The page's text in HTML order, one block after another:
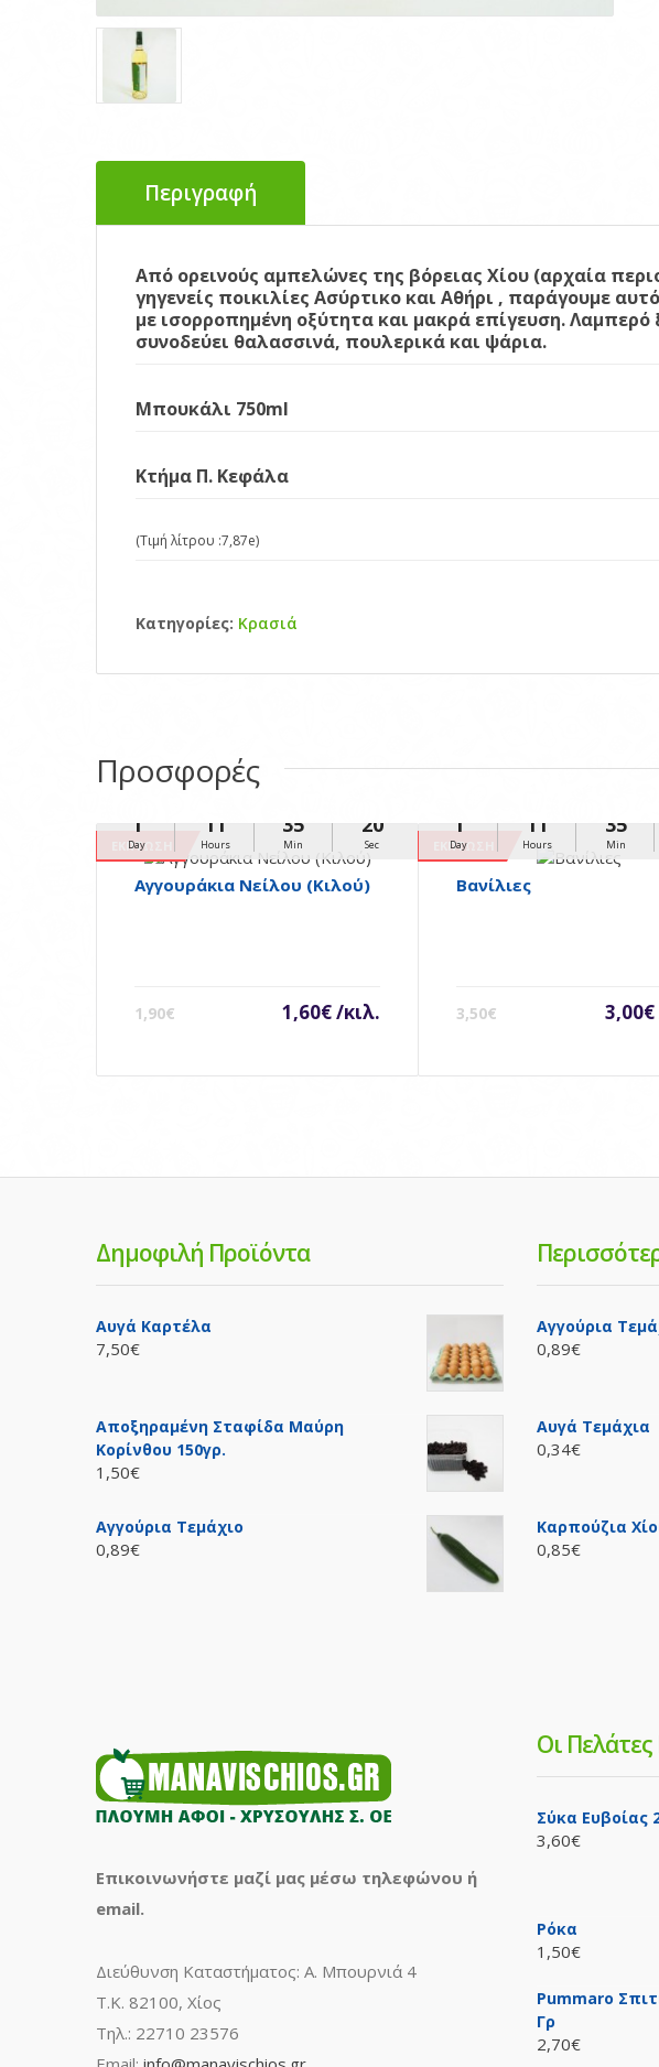
Περιγραφή
Από ορεινούς αμπελώνες της βόρειας Χίου (αρχαία
γηγενείς ποικιλίες Ασύρτικο και Αθήρι , παράγουμε
με ισορροπημένη οξύτητα και μακρά επίγευση. Λαμπερό
συνοδεύει θαλασσινά, πουλερικά και ψάρια.
Μπουκάλι 750ml
Κτήμα Π. Κεφάλα
(Τιμή λίτρου :7,87e)
Κατηγορίες: Κρασιά
Προσφορές
ΈΚΠΤΩΣΗ
1
Day
11
Hours
35
Min
20
Sec
Αγγουράκια Νείλου (Κιλού)
1,90€ 1,60€ /κιλ.
ΈΚΠΤΩΣΗ
1
Day
11
Hours
35
Min
Βανίλιες
3,50€ 3,00€
Δημοφιλή Προϊόντα
Αυγά Καρτέλα
7,50€
Αποξηραμένη Σταφίδα Μαύρη
Κορίνθου 150γρ.
1,50€
Αγγούρια Τεμάχιο
0,89€
Αγγούρια
0,89€
Αυγά Τεμάχια
0,34€
Καρπούζια
0,85€
Επικοινωνήστε μαζί μας μέσω τηλεφώνου ή
email.
Διεύθυνση Καταστήματος: Α. Μπουρνιά 4
Τ.Κ. 82100, Χίος
Τηλ.: 22710 23576
Οι
Σύκα Ευβοίας
3,60€
Ρόκα
1,50€
Pummaro
Γρ
2,70€